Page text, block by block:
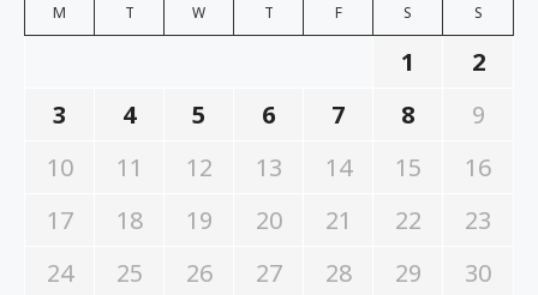
M T W T F S S
1
2
3
4 5 6 7 8
9
10
11 12 13 14 15
16
17
18 19 20 21 22
23
24
25 26 27 28 29
30